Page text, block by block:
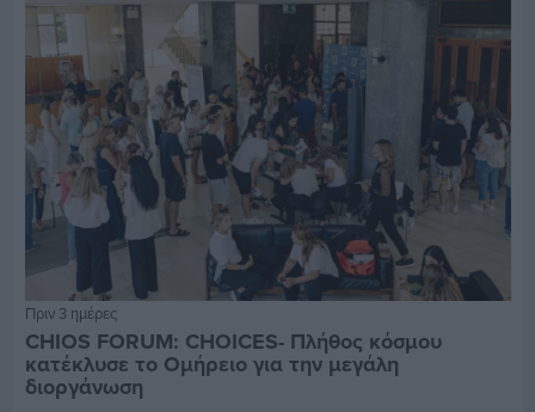
Πριν 3 ημέρες
CHIOS FORUM: CHOICES- Πλήθος κόσμου
κατέκλυσε το Ομήρειο για την μεγάλη
διοργάνωση